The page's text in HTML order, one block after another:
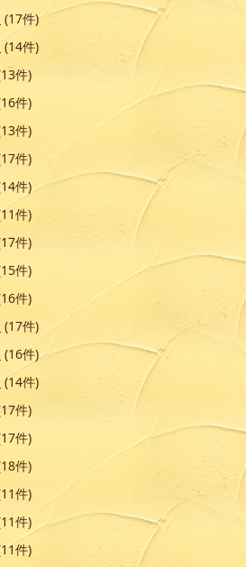
気軽にお
(17件)
(14件)
件)
件)
件)
件)
件)
件)
件)
件)
件)
(17件)
(16件)
(14件)
件)
件)
件)
件)
件)
件)